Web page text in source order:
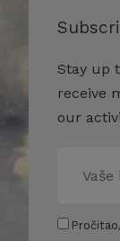
Stay up
receive
our